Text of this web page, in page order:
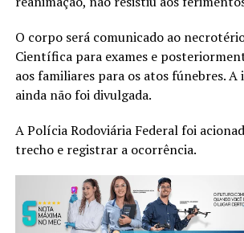
O corpo será comunicado ao
Científica para exames e
aos familiares para os atos fúnebres.
ainda não foi divulgada.
A Polícia Rodoviária Federal foi
trecho e registrar a ocorrência.